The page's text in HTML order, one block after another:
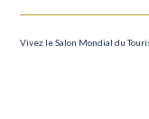
Vivez le Salon Mondial du